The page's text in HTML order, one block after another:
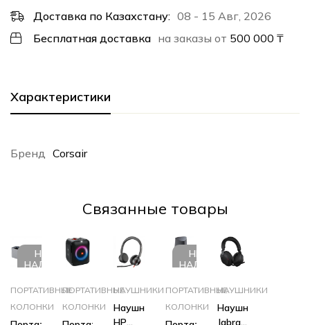
Доставка по Казахстану: 08 - 15 Авг, 2026
Бесплатная доставка на заказы от 500 000 ₸
Характеристики
Бренд Corsair
Cвязанные товары
НЕТ В
НАЛИЧИИ
ПОРТАТИВНЫЕ
КОЛОНКИ
ПОРТАТИВНЫЕ
КОЛОНКИ
НАУШНИКИ
Наушники
HP
НЕТ В
НАЛИЧИИ
ПОРТАТИВНЫЕ
КОЛОНКИ
НАУШНИКИ
Наушники
Jabra